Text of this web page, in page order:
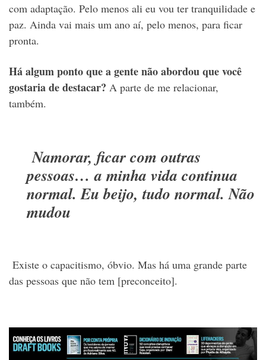
com adaptação. Pelo menos ali eu vou ter tranquilidade e
paz. Ainda vai mais um ano aí, pelo menos, para ficar
pronta.
Há algum ponto que a gente não abordou que você
gostaria de destacar? A parte de me relacionar,
também.
Namorar, ficar com outras
pessoas… a minha vida continua
normal. Eu beijo, tudo normal. Não
mudou
Existe o capacitismo, óbvio. Mas há uma grande parte
das pessoas que não tem [preconceito].